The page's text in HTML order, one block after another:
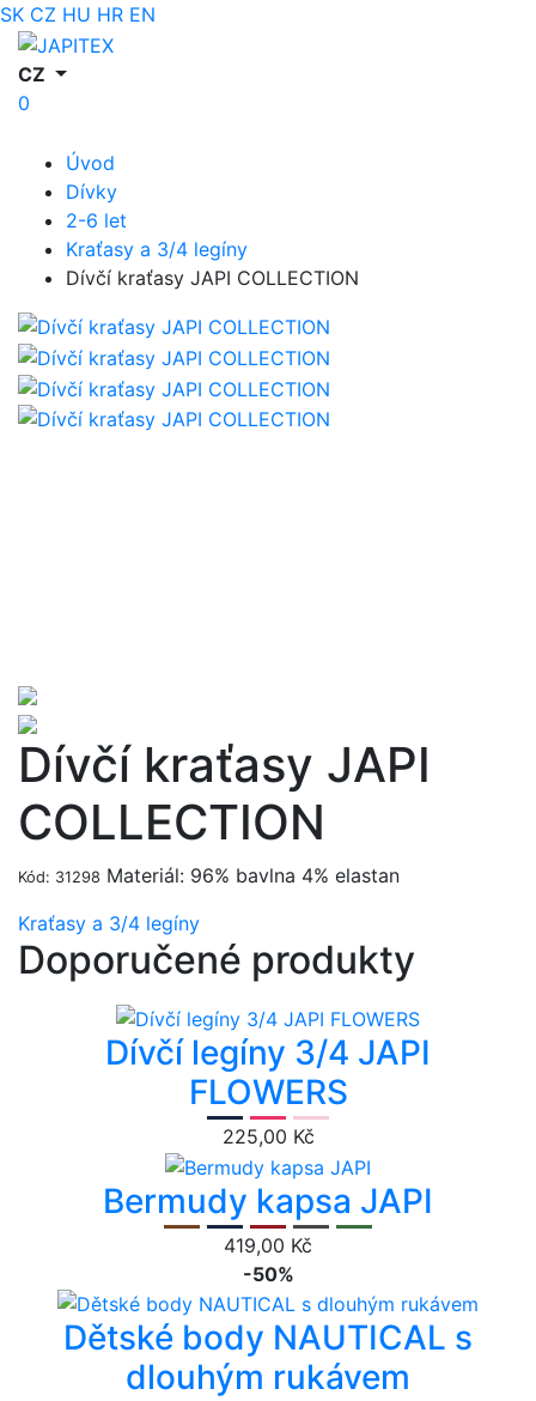
SK CZ HU HR EN
CZ
0
Úvod
Dívky
2-6 let
Kraťasy a 3/4 legíny
Dívčí kraťasy JAPI COLLECTION
Dívčí kraťasy JAPI
COLLECTION
Kód: 31298 Materiál: 96% bavlna 4% elastan
Kraťasy a 3/4 legíny
Doporučené produkty
Dívčí legíny 3/4 JAPI
FLOWERS
225,00 Kč
Bermudy kapsa JAPI
419,00 Kč
-50%
Dětské body NAUTICAL s
dlouhým rukávem